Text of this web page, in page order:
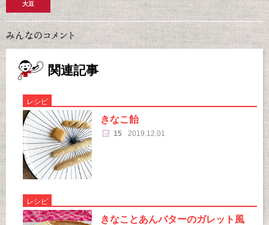
大豆
関連記事
レシピ
きなこ飴
15 2019.12.01
レシピ
きなことあんバターのガレット風